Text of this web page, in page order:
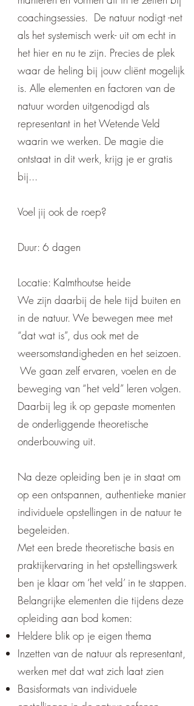
coachingsessies. De natuur nodigt -net
als het systemisch werk- uit om echt in
het hier en nu te zijn. Precies de plek
waar de heling bij jouw cliënt mogelijk
is. Alle elementen en factoren van de
natuur worden uitgenodigd als
representant in het Wetende Veld
waarin we werken. De magie die
ontstaat in dit werk, krijg je er gratis
bij...
Voel jij ook de roep?
Duur: 6 dagen
Locatie: Kalmthoutse heide
We zijn daarbij de hele tijd buiten en
in de natuur. We bewegen mee met
“dat wat is”, dus ook met de
weersomstandigheden en het seizoen.
We gaan zelf ervaren, voelen en de
beweging van “het veld” leren volgen.
Daarbij leg ik op gepaste momenten
de onderliggende theoretische
onderbouwing uit.
Na deze opleiding ben je in staat om
op een ontspannen, authentieke manier
individuele opstellingen in de natuur te
begeleiden.
Met een brede theoretische basis en
praktijkervaring in het opstellingswerk
ben je klaar om ‘het veld’ in te stappen.
Belangrijke elementen die tijdens deze
opleiding aan bod komen:
Heldere blik op je eigen thema
Inzetten van de natuur als representant,
werken met dat wat zich laat zien
Basisformats van individuele